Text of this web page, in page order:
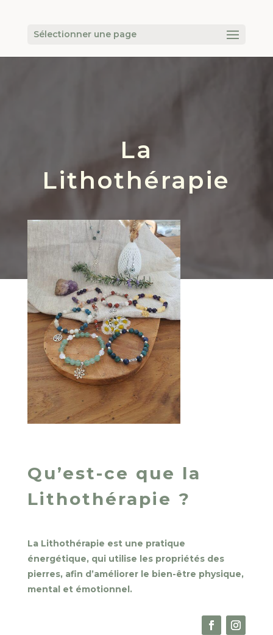
Sélectionner une page
La
Lithothérapie
Qu’est-ce que la
Lithothérapie ?
La Lithothérapie est une pratique
énergétique, qui utilise les propriétés des
pierres, afin d’améliorer le bien-être physique,
mental et émotionnel.